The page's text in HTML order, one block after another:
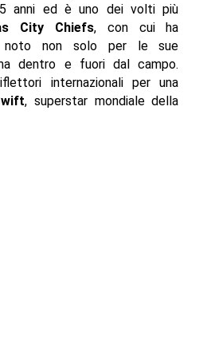
anni ed è uno dei volti più
City Chiefs, con cui ha
non solo per le sue
dentro e fuori dal campo.
internazionali per una
, superstar mondiale della